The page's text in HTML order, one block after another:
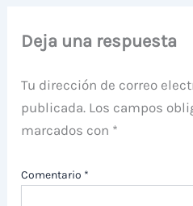
Deja una respuesta
Tu dirección de correo
publicada. Los campos
marcados con *
Comentario *